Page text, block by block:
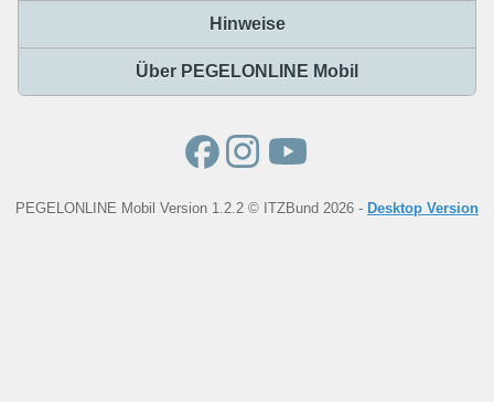
Hinweise
Über PEGELONLINE Mobil
PEGELONLINE Mobil Version 1.2.2 © ITZBund 2026 - Desktop Version